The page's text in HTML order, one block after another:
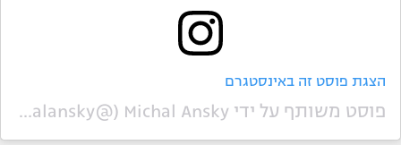
הצגת פוסט זה באינסטגרם
פוסט משותף על ידי ‏‎Michal Ansky‎‏ (@‏‎michalansky‎‏)